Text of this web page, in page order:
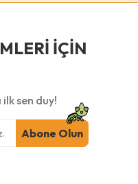
Turuncu
İÇİN
sen duy!
Abone Olun